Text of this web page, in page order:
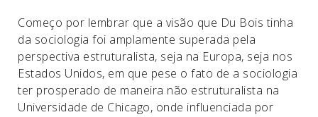
Começo por lembrar que a visão que Du Bois tinha
da sociologia foi amplamente superada pela
perspectiva estruturalista, seja na Europa, seja nos
Estados Unidos, em que pese o fato de a sociologia
ter prosperado de maneira não estruturalista na
Universidade de Chicago, onde influenciada por